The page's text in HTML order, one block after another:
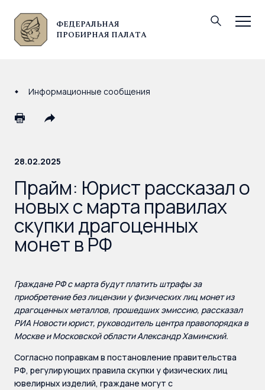
ФЕДЕРАЛЬНАЯ
ПРОБИРНАЯ ПАЛАТА
© Федеральная пробирная палата, 2026
Информационные сообщения
28.02.2025
Прайм: Юрист рассказал о
новых с марта правилах
скупки драгоценных
монет в РФ
Граждане РФ с марта будут платить штрафы за
приобретение без лицензии у физических лиц монет из
драгоценных металлов, прошедших эмиссию, рассказал
РИА Новости юрист, руководитель центра правопорядка в
Москве и Московской области Александр Хаминский.
Согласно поправкам в постановление правительства
РФ, регулирующих правила скупки у физических лиц
ювелирных изделий, граждане могут с